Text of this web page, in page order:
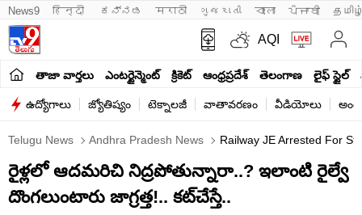
News9 हिन्दी ಕನ್ನಡ मराठी ગુજરાતી বাংলা ਪੰਜਾਬੀ
AQI
తాజా వార్తలు ఎంటర్టైన్మెంట్ క్రికెట్ ఆంధ్రప్రదేశ్ తెలంగాణ లైఫ్ స్టైల్
ఉద్యోగాలు జ్యోతిష్యం టెక్నాలజీ వాతావరణం వీడియోలు
Telugu News Andhra Pradesh News Railway JE Arrested For
రైళ్లలో ఆదమరిచి నిద్రపోతున్నారా..? ఇలాంటి రైల్వే
దొంగలుంటారు జాగ్రత్త!.. కట్‌చేస్తే..